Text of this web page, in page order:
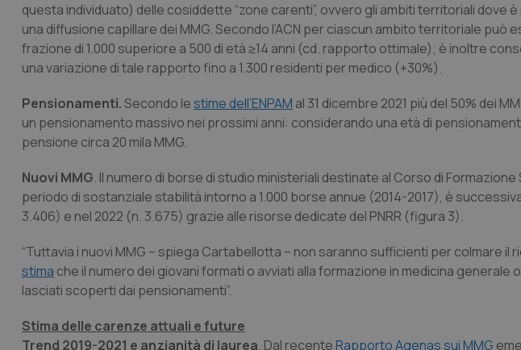
questa individuato) delle cosiddette “zone carenti”, ovvero gli ambiti territoriali dove
una diffusione capillare dei MMG. Secondo l’ACN per ciascun ambito territoriale può
frazione di 1.000 superiore a 500 di età ≥14 anni (cd. rapporto ottimale); è inoltre
una variazione di tale rapporto fino a 1.300 residenti per medico (+30%).
Pensionamenti.Secondo lestime dell’ENPAM al 31 dicembre 2021 più del 50% dei
un pensionamento massivo nei prossimi anni: considerando una età di
pensione circa 20 mila MMG.
Nuovi MMG. Il numero di borse di studio ministeriali destinate al Corso di
periodo di sostanziale stabilità intorno a 1.000 borse annue (2014-2017), è
3.406) e nel 2022 (n. 3.675) grazie alle risorse dedicate del PNRR (figura 3).
“Tuttavia i nuovi MMG – spiega Cartabellotta – non saranno sufficienti per colmare il
stima che il numero dei giovani formati o avviati alla formazione in medicina generale
lasciati scoperti dai pensionamenti”.
Stima delle carenze attuali e future
Trend 2019-2021 e anzianità di laurea. Dal recenteRapporto Agenas sui MMG